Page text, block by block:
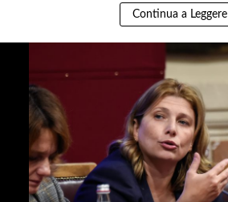
Continua a Leggere